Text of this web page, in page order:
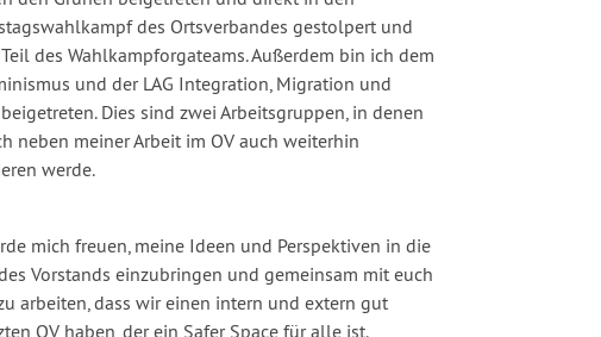
des Ortsverbandes gestolpert und
des Wahlkampforgateams. Außerdem bin ich dem
und der LAG Integration, Migration und
Dies sind zwei Arbeitsgruppen, in denen
neben meiner Arbeit im OV auch weiterhin
werde.
mich freuen, meine Ideen und Perspektiven in die
Vorstands einzubringen und gemeinsam mit euch
arbeiten, dass wir einen intern und extern gut
OV haben, der ein Safer Space für alle ist.